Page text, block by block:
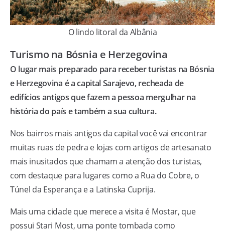
O lindo litoral da Albânia
Turismo na Bósnia e Herzegovina
O lugar mais preparado para receber turistas na Bósnia
e Herzegovina é a capital Sarajevo, recheada de
edifícios antigos que fazem a pessoa mergulhar na
história do país e também a sua cultura.
Nos bairros mais antigos da capital você vai encontrar
muitas ruas de pedra e lojas com artigos de artesanato
mais inusitados que chamam a atenção dos turistas,
com destaque para lugares como a Rua do Cobre, o
Túnel da Esperança e a Latinska Cuprija.
Mais uma cidade que merece a visita é Mostar, que
possui Stari Most, uma ponte tombada como